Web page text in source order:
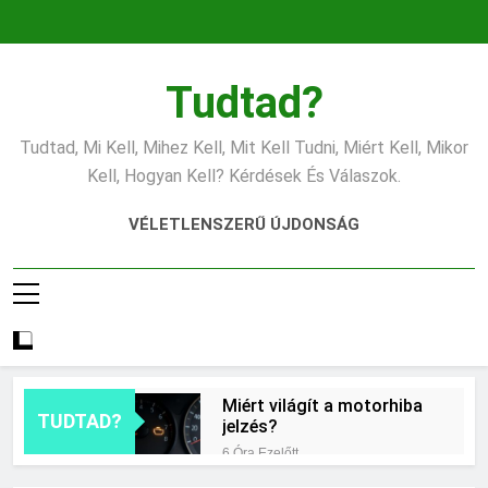
Tudtad?
Tudtad, Mi Kell, Mihez Kell, Mit Kell Tudni, Miért Kell, Mikor
Kell, Hogyan Kell? Kérdések És Válaszok.
VÉLETLENSZERŰ ÚJDONSÁG
TUDTAD?
Miért világít a motorhiba
jelzés?
6 Óra Ezelőtt